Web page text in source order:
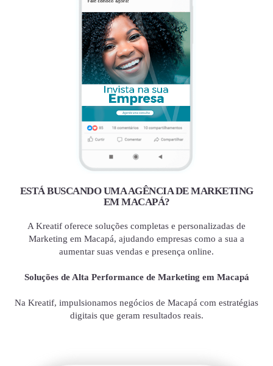
ESTÁ BUSCANDO UMA AGÊNCIA DE MARKETING
EM MACAPÁ?
A Kreatif oferece soluções completas e personalizadas de
Marketing em Macapá, ajudando empresas como a sua a
aumentar suas vendas e presença online.
Soluções de Alta Performance de Marketing em Macapá
Na Kreatif, impulsionamos negócios de Macapá com estratégias
digitais que geram resultados reais.